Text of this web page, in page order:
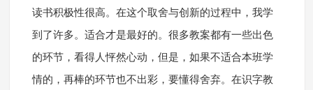
读书积极性很高。在这个取舍与创新的过程中，我学
到了许多。适合才是最好的。很多教案都有一些出色
的环节，看得人怦然心动，但是，如果不适合本班学
情的，再棒的环节也不出彩，要懂得舍弃。在识字教